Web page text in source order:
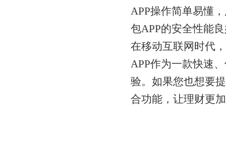
APP操作简单易懂
包APP的安全性能
在移动互联网时代
APP作为一款快速
验。如果您也想要
合功能，让理财更